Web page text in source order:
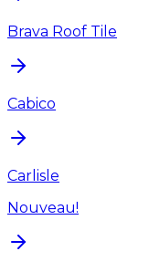
Brava Roof Tile
Cabico
Carlisle
Nouveau!